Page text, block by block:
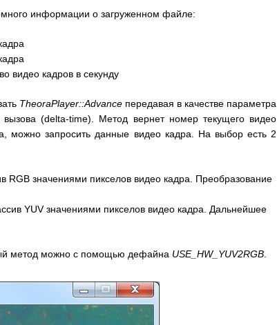
информации о загруженном файле:
видео кадров в секунду
TheoraPlayer::Advance передавая в качестве параметра
(delta-time). Метод вернет номер текущего видео
можно запросить данные видео кадра. На выбор есть 2
RGB значениями пикселов видео кадра. Преобразование
YUV значениями пикселов видео кадра. Дальнейшее
метод можно с помощью дефайна USE_HW_YUV2RGB.